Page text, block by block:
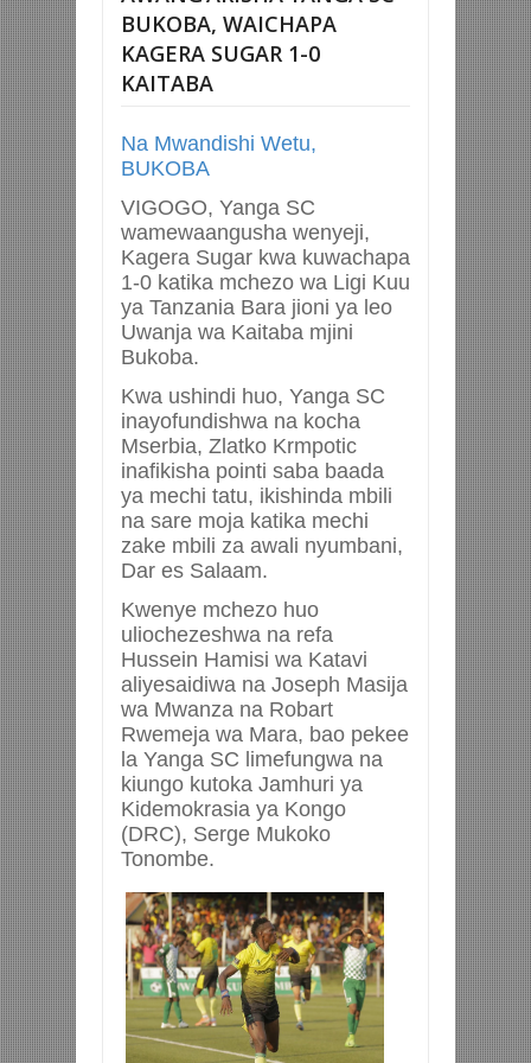
BUKOBA, WAICHAPA
KAGERA SUGAR 1-0
KAITABA
Na Mwandishi Wetu,
BUKOBA
VIGOGO, Yanga SC
wamewaangusha wenyeji,
Kagera Sugar kwa kuwachapa
1-0 katika mchezo wa Ligi Kuu
ya Tanzania Bara jioni ya leo
Uwanja wa Kaitaba mjini
Bukoba.
Kwa ushindi huo, Yanga SC
inayofundishwa na kocha
Mserbia, Zlatko Krmpotic
inafikisha pointi saba baada
ya mechi tatu, ikishinda mbili
na sare moja katika mechi
zake mbili za awali nyumbani,
Dar es Salaam.
Kwenye mchezo huo
uliochezeshwa na refa
Hussein Hamisi wa Katavi
aliyesaidiwa na Joseph Masija
wa Mwanza na Robart
Rwemeja wa Mara, bao pekee
la Yanga SC limefungwa na
kiungo kutoka Jamhuri ya
Kidemokrasia ya Kongo
(DRC), Serge Mukoko
Tonombe.